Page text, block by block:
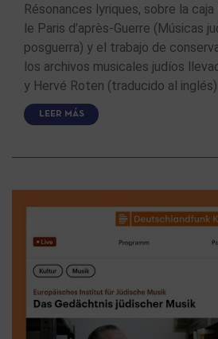
Résonances lyriques, sobre la
le Paris d’après-Guerre (Músicas
posguerra) y el trabajo de
los archivos musicales judíos
y Hervé Roten (traducido al inglés)
LEER MÁS